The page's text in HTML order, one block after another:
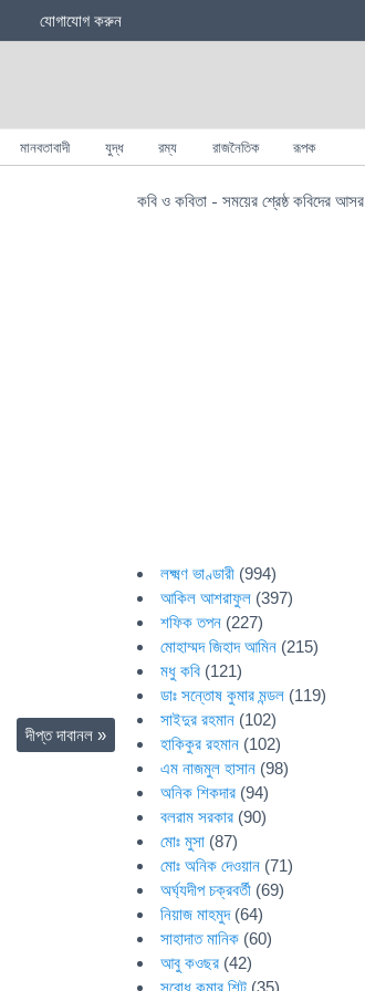
যোগাযোগ করুন
মানবতাবাদী যুদ্ধ রম্য রাজনৈতিক রূপক
দীপ্ত দাবানল »
কবি ও কবিতা - সময়ের শ্রেষ্ঠ কবিদের আসর
লক্ষ্মণ ভাণ্ডারী (994)
আকিল আশরাফুল (397)
শফিক তপন (227)
মোহাম্মদ জিহাদ আমিন (215)
মধু কবি (121)
ডাঃ সন্তোষ কুমার মন্ডল (119)
সাইদুর রহমান (102)
হাকিকুর রহমান (102)
এম নাজমুল হাসান (98)
অনিক শিকদার (94)
বলরাম সরকার (90)
মোঃ মুসা (87)
মোঃ অনিক দেওয়ান (71)
অর্ঘ্যদীপ চক্রবর্তী (69)
নিয়াজ মাহমুদ(64)
সাহাদাত মানিক (60)
আবু কওছর (42)
সুবোধ কুমার শিট (35)